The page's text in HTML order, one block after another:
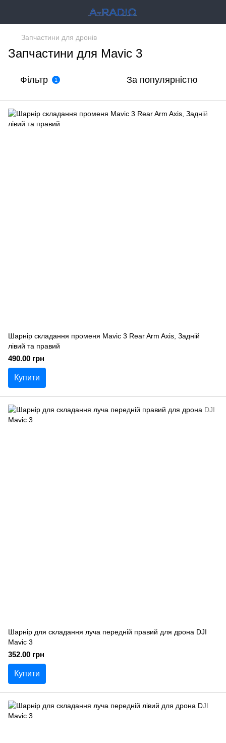
Запчастини для дронів
Запчастини для Mavic 3
Фільтр 1 За популярністю
Шарнір складання променя Mavic 3 Rear Arm Axis, Задній
лівий та правий
490.00 грн
Купити
Шарнір для складання луча передній правий для дрона DJI
Mavic 3
352.00 грн
Купити